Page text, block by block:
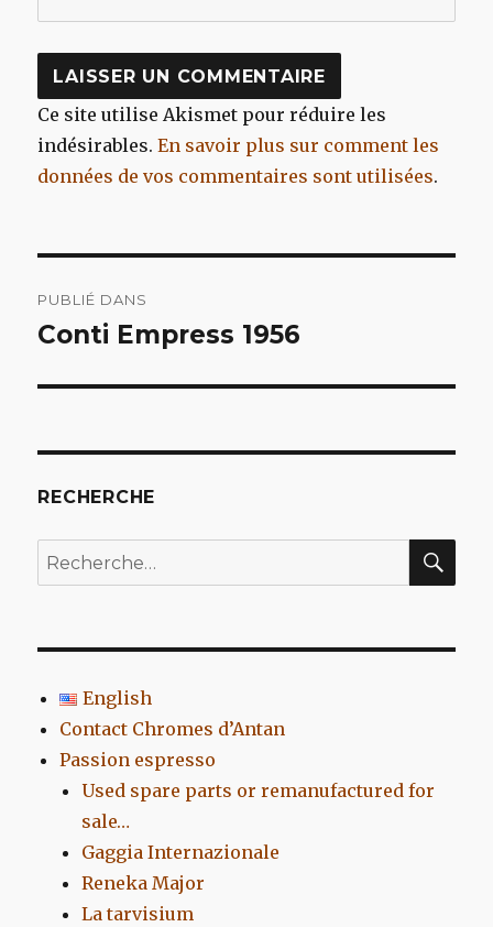
Ce site utilise Akismet pour réduire les
indésirables.En savoir plus sur comment les
données de vos commentaires sont utilisées.
de
PUBLIÉ DANS
Conti Empress 1956
RECHERCHE
Recherche
pour
English
Contact Chromes d’Antan
Passion espresso
Used spare parts or remanufactured for
sale…
Gaggia Internazionale
Reneka Major
La tarvisium